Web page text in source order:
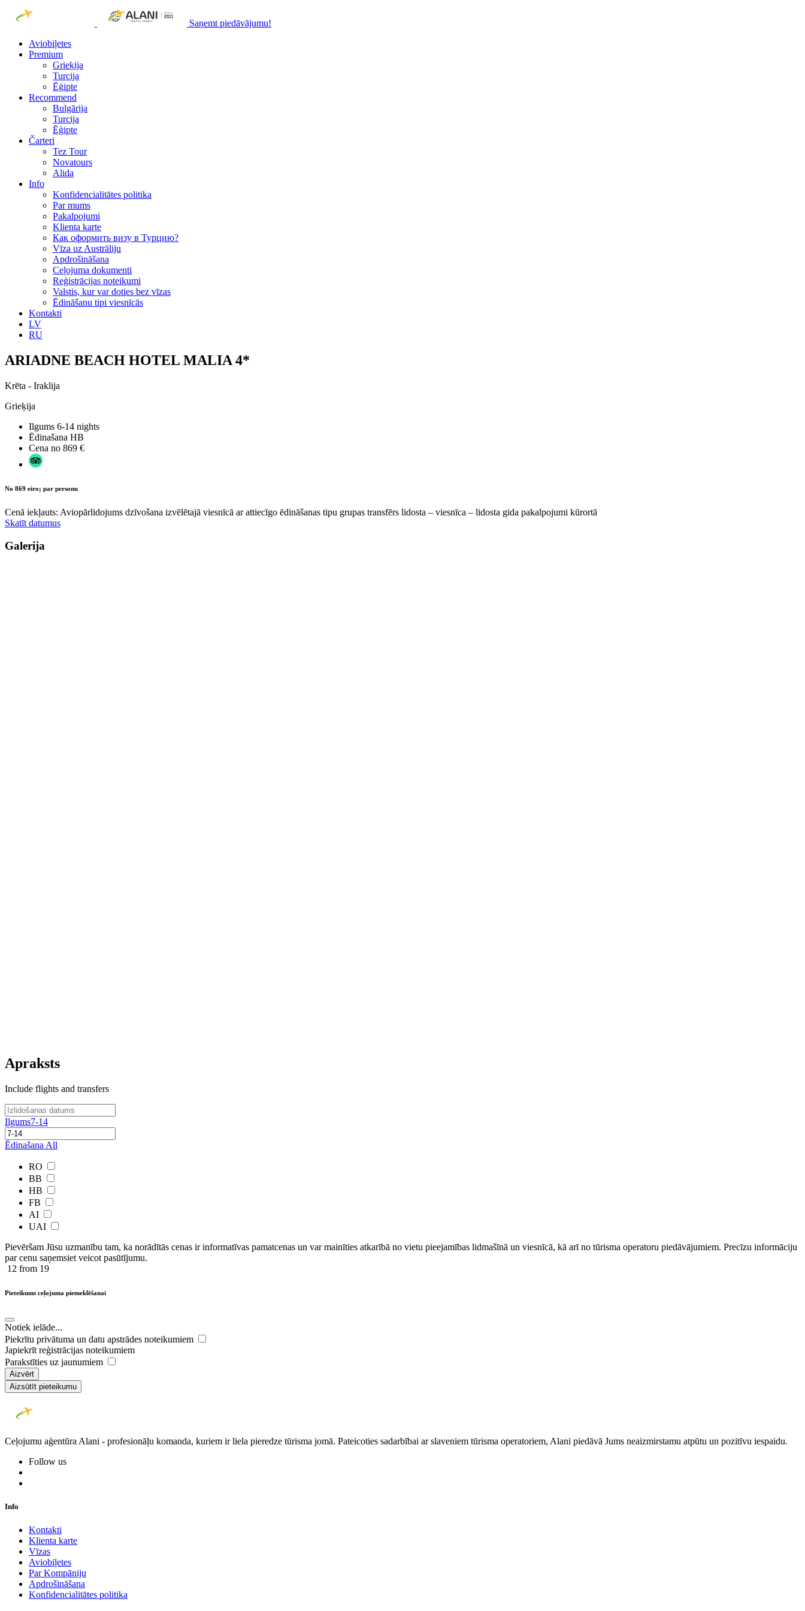
Saņemt piedāvājumu!
Aviobiļetes
Premium
Grieķija
Turcija
Ēģipte
Recommend
Bulgārija
Turcija
Ēģipte
Čarteri
Tez Tour
Novatours
Alida
Info
Konfidencialitātes politika
Par mums
Рakalpojumi
Klienta karte
Как оформить визу в Турцию?
Vīza uz Austrāliju
Apdrošināšana
Ceļojuma dokumenti
Reģistrācijas noteikumi
Valstis, kur var doties bez vīzas
Ēdināšanu tipi viesnīcās
Kontakti
LV
RU
ARIADNE BEACH HOTEL MALIA 4*
Krēta - Iraklija
Grieķija
Ilgums 6-14 nights
Ēdinašana HB
Cena no 869 €
No 869 eiro; par personu
Cenā iekļauts: Aviopārlidojums dzīvošana izvēlētajā viesnīcā ar attiecīgo ēdināšanas tipu grupas transfērs lidosta – viesnīca – lidosta gida pakalpojumi kūrortā
Skatīt datumus
Galerija
Apraksts
Include flights and transfers
Ilgums7-14
Ēdinašana All
RO
BB
HB
FB
AI
UAI
Pievēršam Jūsu uzmanību tam, ka norādītās cenas ir ​informatīvas ​pamatcenas un var mainīties atkarībā ​no ​vietu pieejamības lidmašīnā un viesnīcā, kā arī no tūrisma operatoru piedāvājumiem. Precīzu informāciju
par cenu saņemsiet veicot pasūtījumu.
12 from 19
Pieteikums ceļojuma piemeklēšanai
Notiek ielāde...
Piekrītu privātuma un datu apstrādes noteikumiem
Japiekrīt reģistrācijas noteikumiem
Parakstīties uz jaunumiem
Aizvērt
Aizsūtīt pieteikumu
Ceļojumu aģentūra Alani - profesionāļu komanda, kuriem ir liela pieredze tūrisma jomā. Pateicoties sadarbībai ar slaveniem tūrisma operatoriem, Alani piedāvā Jums neaizmirstamu atpūtu un pozitīvu iespaidu.
Follow us
Info
Kontakti
Klienta karte
Vīzas
Aviobiļetes
Par Kompāniju
Apdrošināšana
Konfidencialitātes politika